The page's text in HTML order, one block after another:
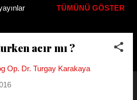
TÜMÜNÜ GÖSTER
acır mı ?
Op. Dr. Turgay Karakaya